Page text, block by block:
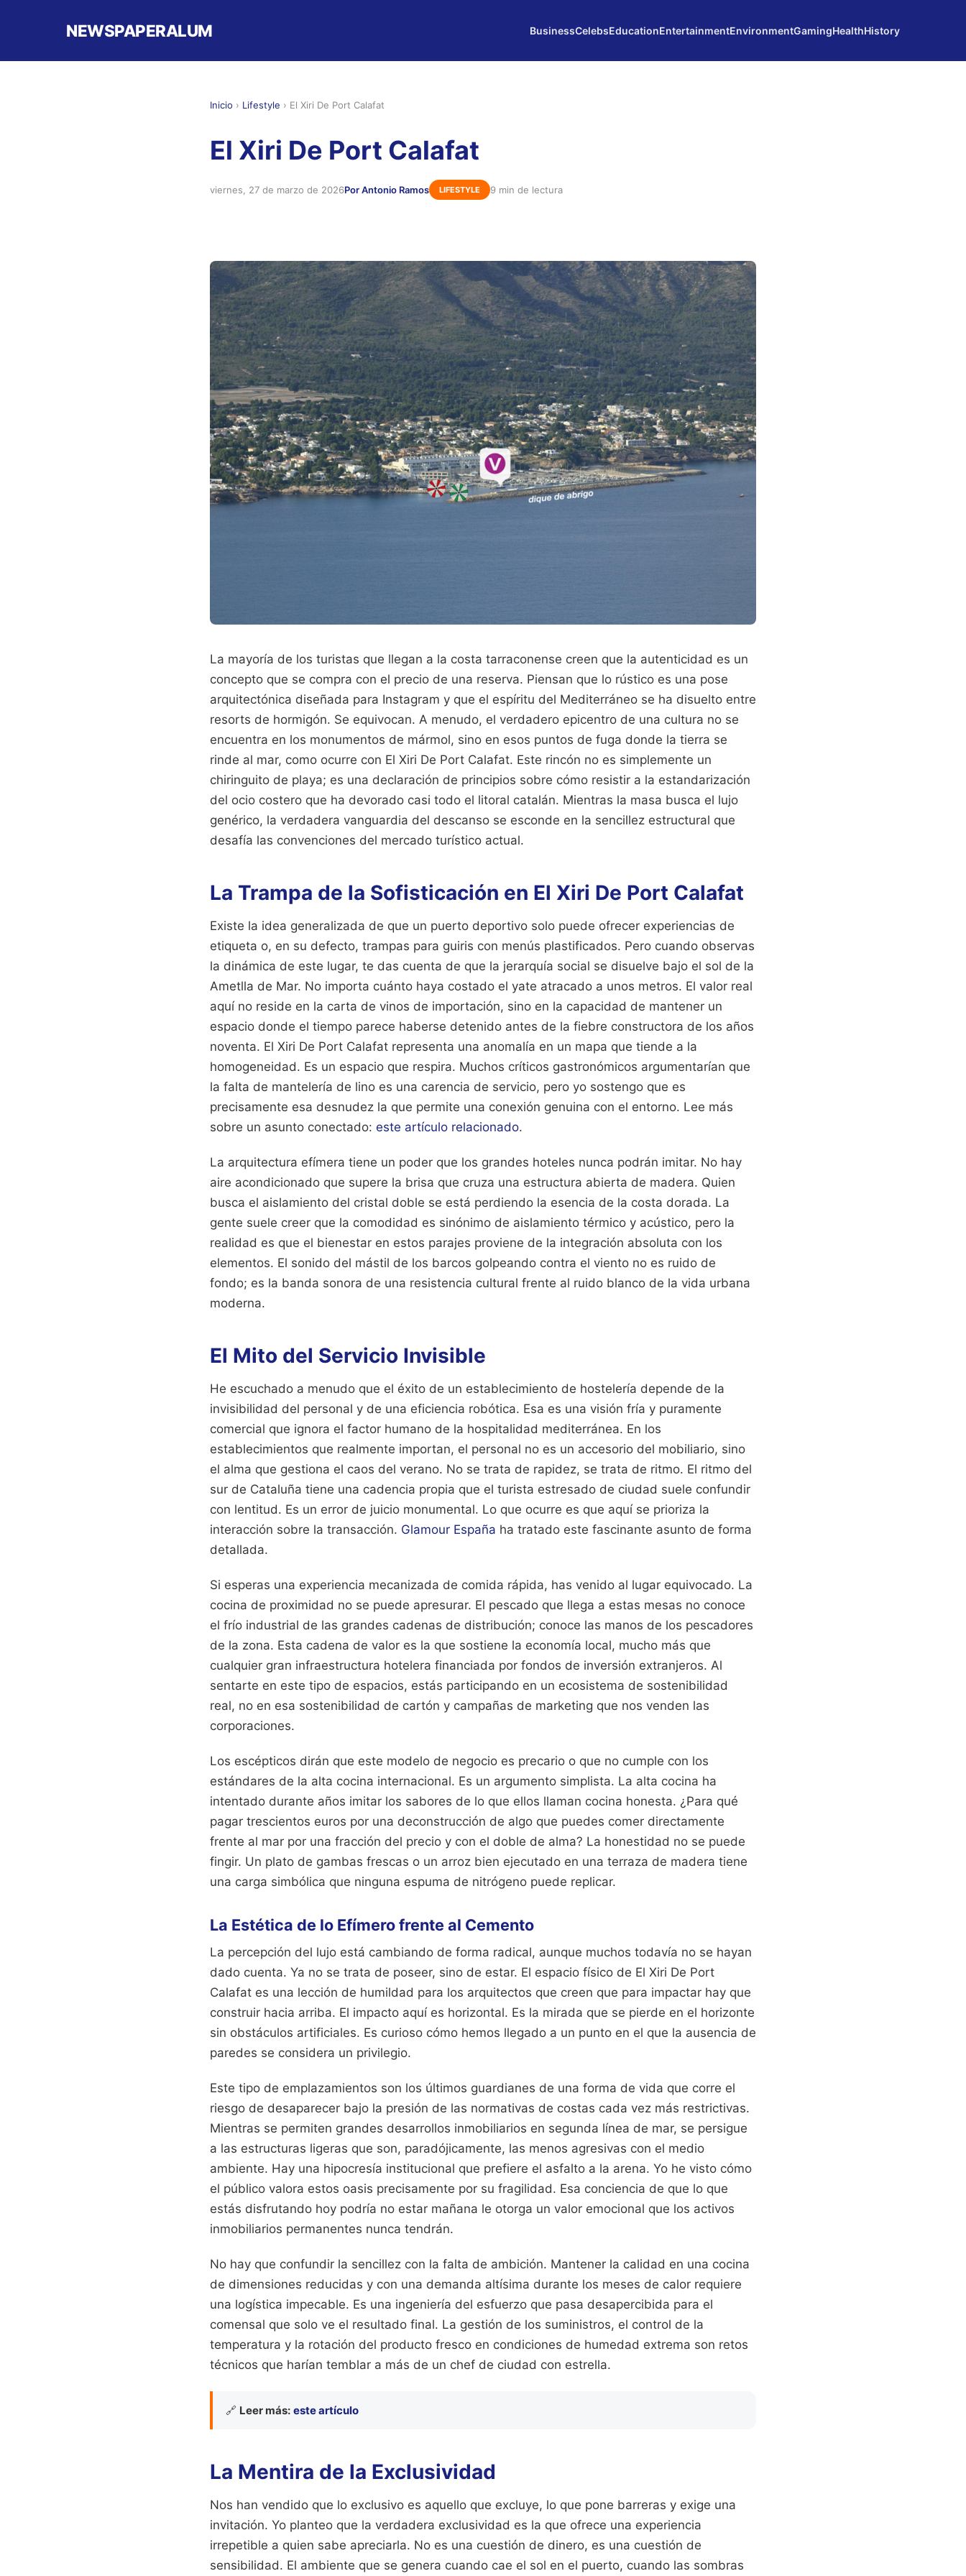
NEWSPAPERALUM BusinessCelebsEducationEntertainmentEnvironmentGamingHealthHistory
Inicio › Lifestyle › El Xiri De Port Calafat
El Xiri De Port Calafat
viernes, 27 de marzo de 2026Por Antonio Ramos LIFESTYLE 9 min de lectura
La mayoría de los turistas que llegan a la costa tarraconense creen que la autenticidad es un
concepto que se compra con el precio de una reserva. Piensan que lo rústico es una pose
arquitectónica diseñada para Instagram y que el espíritu del Mediterráneo se ha disuelto entre
resorts de hormigón. Se equivocan. A menudo, el verdadero epicentro de una cultura no se
encuentra en los monumentos de mármol, sino en esos puntos de fuga donde la tierra se
rinde al mar, como ocurre con El Xiri De Port Calafat. Este rincón no es simplemente un
chiringuito de playa; es una declaración de principios sobre cómo resistir a la estandarización
del ocio costero que ha devorado casi todo el litoral catalán. Mientras la masa busca el lujo
genérico, la verdadera vanguardia del descanso se esconde en la sencillez estructural que
desafía las convenciones del mercado turístico actual.
La Trampa de la Sofisticación en El Xiri De Port Calafat
Existe la idea generalizada de que un puerto deportivo solo puede ofrecer experiencias de
etiqueta o, en su defecto, trampas para guiris con menús plastificados. Pero cuando observas
la dinámica de este lugar, te das cuenta de que la jerarquía social se disuelve bajo el sol de la
Ametlla de Mar. No importa cuánto haya costado el yate atracado a unos metros. El valor real
aquí no reside en la carta de vinos de importación, sino en la capacidad de mantener un
espacio donde el tiempo parece haberse detenido antes de la fiebre constructora de los años
noventa. El Xiri De Port Calafat representa una anomalía en un mapa que tiende a la
homogeneidad. Es un espacio que respira. Muchos críticos gastronómicos argumentarían que
la falta de mantelería de lino es una carencia de servicio, pero yo sostengo que es
precisamente esa desnudez la que permite una conexión genuina con el entorno. Lee más
sobre un asunto conectado: este artículo relacionado.
La arquitectura efímera tiene un poder que los grandes hoteles nunca podrán imitar. No hay
aire acondicionado que supere la brisa que cruza una estructura abierta de madera. Quien
busca el aislamiento del cristal doble se está perdiendo la esencia de la costa dorada. La
gente suele creer que la comodidad es sinónimo de aislamiento térmico y acústico, pero la
realidad es que el bienestar en estos parajes proviene de la integración absoluta con los
elementos. El sonido del mástil de los barcos golpeando contra el viento no es ruido de
fondo; es la banda sonora de una resistencia cultural frente al ruido blanco de la vida urbana
moderna.
El Mito del Servicio Invisible
He escuchado a menudo que el éxito de un establecimiento de hostelería depende de la
invisibilidad del personal y de una eficiencia robótica. Esa es una visión fría y puramente
comercial que ignora el factor humano de la hospitalidad mediterránea. En los
establecimientos que realmente importan, el personal no es un accesorio del mobiliario, sino
el alma que gestiona el caos del verano. No se trata de rapidez, se trata de ritmo. El ritmo del
sur de Cataluña tiene una cadencia propia que el turista estresado de ciudad suele confundir
con lentitud. Es un error de juicio monumental. Lo que ocurre es que aquí se prioriza la
interacción sobre la transacción. Glamour España ha tratado este fascinante asunto de forma
detallada.
Si esperas una experiencia mecanizada de comida rápida, has venido al lugar equivocado. La
cocina de proximidad no se puede apresurar. El pescado que llega a estas mesas no conoce
el frío industrial de las grandes cadenas de distribución; conoce las manos de los pescadores
de la zona. Esta cadena de valor es la que sostiene la economía local, mucho más que
cualquier gran infraestructura hotelera financiada por fondos de inversión extranjeros. Al
sentarte en este tipo de espacios, estás participando en un ecosistema de sostenibilidad
real, no en esa sostenibilidad de cartón y campañas de marketing que nos venden las
corporaciones.
Los escépticos dirán que este modelo de negocio es precario o que no cumple con los
estándares de la alta cocina internacional. Es un argumento simplista. La alta cocina ha
intentado durante años imitar los sabores de lo que ellos llaman cocina honesta. ¿Para qué
pagar trescientos euros por una deconstrucción de algo que puedes comer directamente
frente al mar por una fracción del precio y con el doble de alma? La honestidad no se puede
fingir. Un plato de gambas frescas o un arroz bien ejecutado en una terraza de madera tiene
una carga simbólica que ninguna espuma de nitrógeno puede replicar.
La Estética de lo Efímero frente al Cemento
La percepción del lujo está cambiando de forma radical, aunque muchos todavía no se hayan
dado cuenta. Ya no se trata de poseer, sino de estar. El espacio físico de El Xiri De Port
Calafat es una lección de humildad para los arquitectos que creen que para impactar hay que
construir hacia arriba. El impacto aquí es horizontal. Es la mirada que se pierde en el horizonte
sin obstáculos artificiales. Es curioso cómo hemos llegado a un punto en el que la ausencia de
paredes se considera un privilegio.
Este tipo de emplazamientos son los últimos guardianes de una forma de vida que corre el
riesgo de desaparecer bajo la presión de las normativas de costas cada vez más restrictivas.
Mientras se permiten grandes desarrollos inmobiliarios en segunda línea de mar, se persigue
a las estructuras ligeras que son, paradójicamente, las menos agresivas con el medio
ambiente. Hay una hipocresía institucional que prefiere el asfalto a la arena. Yo he visto cómo
el público valora estos oasis precisamente por su fragilidad. Esa conciencia de que lo que
estás disfrutando hoy podría no estar mañana le otorga un valor emocional que los activos
inmobiliarios permanentes nunca tendrán.
No hay que confundir la sencillez con la falta de ambición. Mantener la calidad en una cocina
de dimensiones reducidas y con una demanda altísima durante los meses de calor requiere
una logística impecable. Es una ingeniería del esfuerzo que pasa desapercibida para el
comensal que solo ve el resultado final. La gestión de los suministros, el control de la
temperatura y la rotación del producto fresco en condiciones de humedad extrema son retos
técnicos que harían temblar a más de un chef de ciudad con estrella.
🔗 Leer más: este artículo
La Mentira de la Exclusividad
Nos han vendido que lo exclusivo es aquello que excluye, lo que pone barreras y exige una
invitación. Yo planteo que la verdadera exclusividad es la que ofrece una experiencia
irrepetible a quien sabe apreciarla. No es una cuestión de dinero, es una cuestión de
sensibilidad. El ambiente que se genera cuando cae el sol en el puerto, cuando las sombras